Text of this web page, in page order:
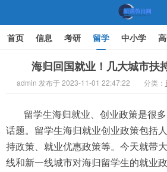
首页 信息 考研 留学 中小学
家庭教育
海归回国就业！几大城市扶
admin 发布于 2023-11-01 22:47:22 分类：
留学生海归就业、创业政策是很
话题。留学生海归就业创业政策包括
持政策、就业优惠政策等。今天就带
线和新一线城市对海归留学生的就业政